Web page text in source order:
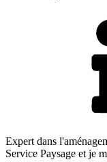
Expert dans
Service Paysage et je